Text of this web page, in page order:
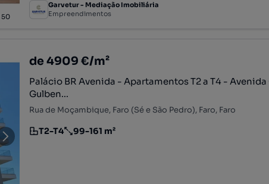
50
Garvetur - Mediação Imobiliária
Empreendimentos
de 4909 €/m²
Palácio BR Avenida - Apartamentos T2 a T4 -
Gulben...
Rua de Moçambique, Faro (Sé e São Pedro), Faro, Faro
Tipologia
T2-T4
Preço por metro quadrado
99-161 m²